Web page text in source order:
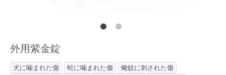
外用紫金錠
犬に噛まれた傷 蛇に噛まれた傷
蠍蚊に刺された傷